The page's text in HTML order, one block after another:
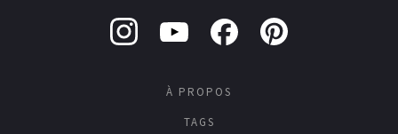
À PROPOS
TAGS